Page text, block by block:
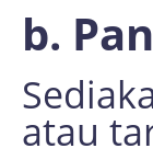
b.
atau